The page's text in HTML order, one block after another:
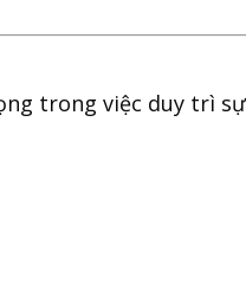
trong việc duy trì